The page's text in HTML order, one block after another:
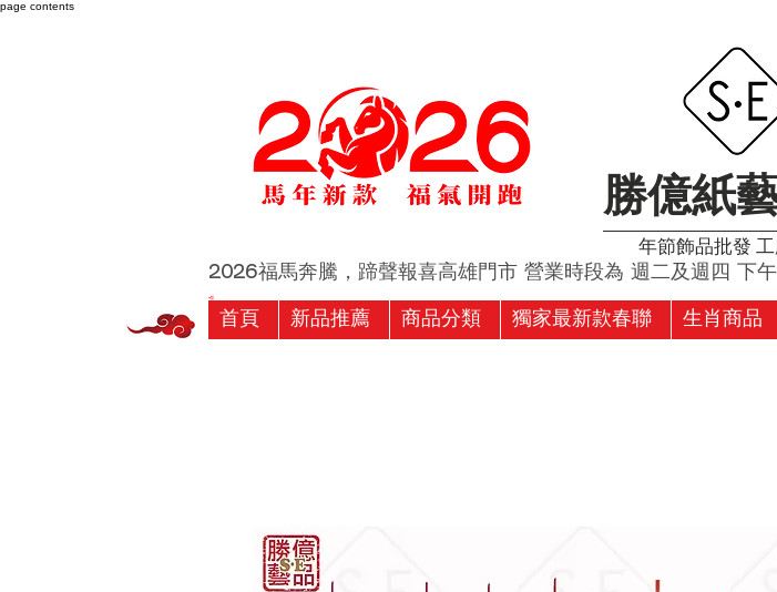
page contents
勝億紙
年節飾品批發
2026福馬奔騰，蹄聲報喜高雄門市 營業時段為 週二及週四 下
首頁 新品推薦 商品分類 獨家最新款春聯 生肖商品